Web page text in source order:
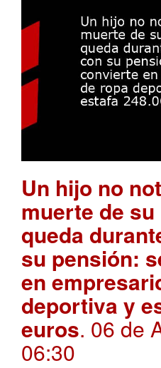
Un hijo no
muerte de
queda
su pensión:
en
deportiva y
euros. 06 de
06:30